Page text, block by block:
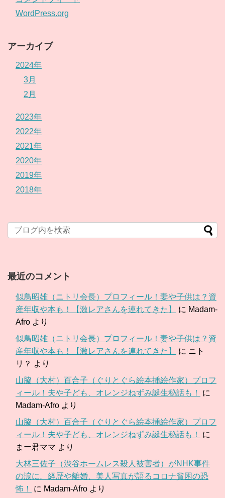
WordPress.org
アーカイブ
2024年
3月
2月
2023年
2022年
2021年
2020年
2019年
2018年
最近のコメント
似鳥昭雄（ニトリ会長）プロフィール！妻や子供は？資
産年収や本も！【激レアさんを連れてきた】
に Madam-
Afro より
似鳥昭雄（ニトリ会長）プロフィール！妻や子供は？資
産年収や本も！【激レアさんを連れてきた】
に ニト
リ？ より
山脇（大村）百合子（ぐりとぐら絵本挿絵作家）プロフ
ィール！夫や子ども、オレンジねずみ誕生秘話も！
に
Madam-Afro より
山脇（大村）百合子（ぐりとぐら絵本挿絵作家）プロフ
ィール！夫や子ども、オレンジねずみ誕生秘話も！
に
まー君ママ より
大林三佐子（渋谷ホームレス殺人被害者）がNHK事件
の涙に。経歴や離婚、美人写真が語るコロナ貧困の恐
怖！
に Madam-Afro より